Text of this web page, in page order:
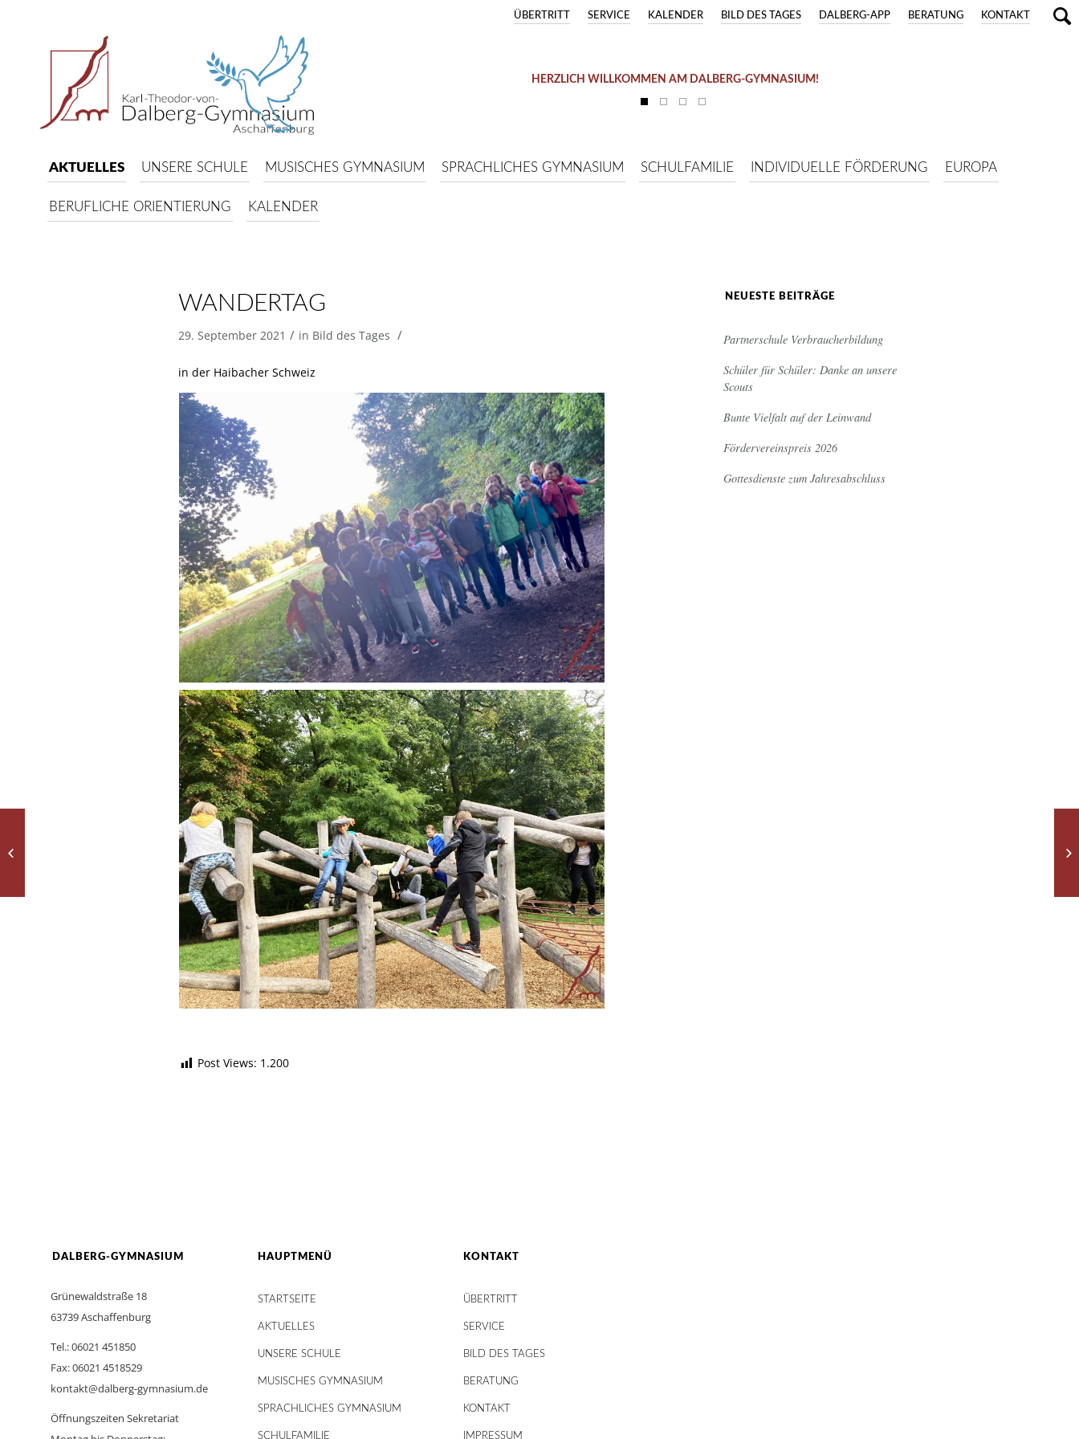
KONTAKT
BERATUNG
DALBERG-APP
BILD DES TAGES
KALENDER
SERVICE
ÜBERTRITT
HERZLICH WILLKOMMEN AM DALBERG-GYMNASIUM!
AKTUELLES UNSERE SCHULE MUSISCHES GYMNASIUM SPRACHLICHES GYMNASIUM SCHULFAMILIE INDIVIDUELLE FÖRDERUNG EUROPA
BERUFLICHE ORIENTIERUNG KALENDER
WANDERTAG
29. September 2021 / in Bild des Tages /
in der Haibacher Schweiz
Post Views: 1.200
NEUESTE BEITRÄGE
Partnerschule Verbraucherbildung
Schüler für Schüler: Danke an unsere
Scouts
Bunte Vielfalt auf der Leinwand
Fördervereinspreis 2026
Gottesdienste zum Jahresabschluss
DALBERG-GYMNASIUM
Grünewaldstraße 18
63739 Aschaffenburg
Tel.: 06021 451850
Fax: 06021 4518529
kontakt@dalberg-gymnasium.de
Öffnungszeiten Sekretariat
HAUPTMENÜ
STARTSEITE
AKTUELLES
UNSERE SCHULE
MUSISCHES GYMNASIUM
SPRACHLICHES GYMNASIUM
SCHULFAMILIE
KONTAKT
ÜBERTRITT
SERVICE
BILD DES TAGES
BERATUNG
KONTAKT
IMPRESSUM